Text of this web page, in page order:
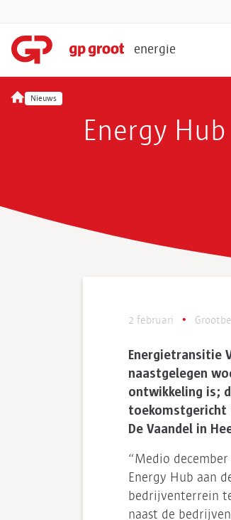
energie
Nieuws
Energy
2 februari
Energietransitie
naastgelegen
ontwikkeling is;
De Vaandel in
“Medio
Energy Hub aan
bedrijventerrein
naast de